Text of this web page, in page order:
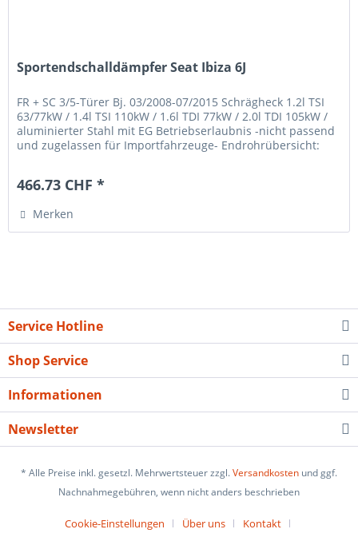
Sportendschalldämpfer Seat Ibiza 6J
FR + SC 3/5-Türer Bj. 03/2008-07/2015 Schrägheck 1.2l TSI
63/77kW / 1.4l TSI 110kW / 1.6l TDI 77kW / 2.0l TDI 105kW /
aluminierter Stahl mit EG Betriebserlaubnis -nicht passend
und zugelassen für Importfahrzeuge- Endrohrübersicht:
466.73 CHF *
Merken
Service Hotline
Shop Service
Informationen
Newsletter
* Alle Preise inkl. gesetzl. Mehrwertsteuer zzgl.Versandkosten und ggf.
Nachnahmegebühren, wenn nicht anders beschrieben
Cookie-Einstellungen Über uns
Kontakt